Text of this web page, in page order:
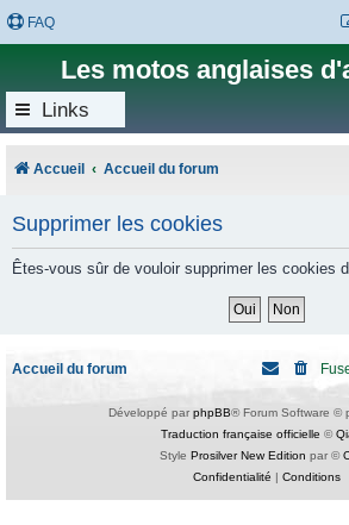
FAQ
Les motos anglaises
Links
Accueil Accueil du forum
Supprimer les cookies
Êtes-vous sûr de vouloir supprimer les cookies
Accueil du forum
Développé par phpBB® Forum Software ©
Traduction française officielle ©
Style Prosilver New Edition par ©
Confidentialité | Conditions